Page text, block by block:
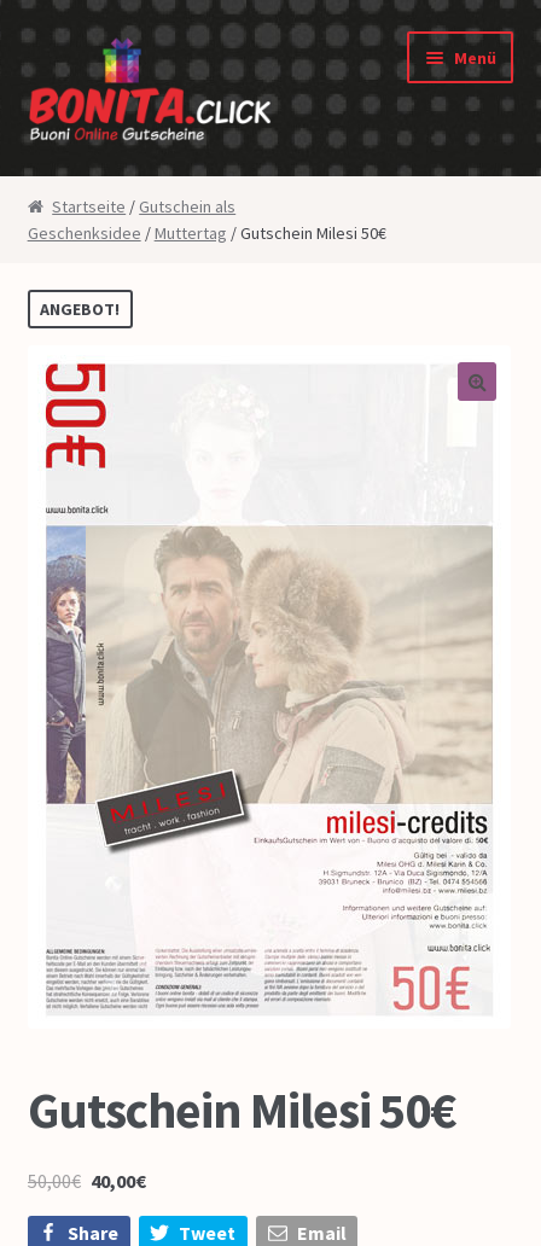
Zur Navigation springen
Springe zum Inhalt Menü
Shop
Gutscheine
Widerrufsbelehrung
Datenschutz
AGB
Impressum
So funktioniert’s
FAQ
Kontakt
Startseite / Gutschein als
Geschenksidee /Muttertag / Gutschein Milesi 50€
ANGEBOT!
Gutschein Milesi 50€
50,00€ 40,00€
Share Tweet
Email